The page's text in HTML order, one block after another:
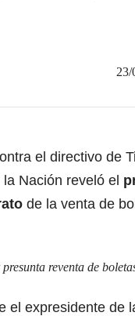
23/
el directivo de
Nación reveló el
de la venta de
reventa de
el expresidente de